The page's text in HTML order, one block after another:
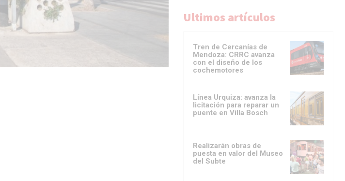
Ultimos artículos
Tren de Cercanías de
Mendoza: CRRC avanza
con el diseño de los
cochemotores
Línea Urquiza: avanza la
licitación para reparar un
puente en Villa Bosch
Realizarán obras de
puesta en valor del Museo
del Subte